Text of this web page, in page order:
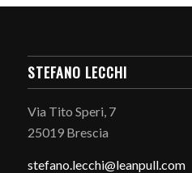
STEFANO LECCHI
Via Tito Speri, 7
25019 Brescia
stefano. lecchi@leanpull.com